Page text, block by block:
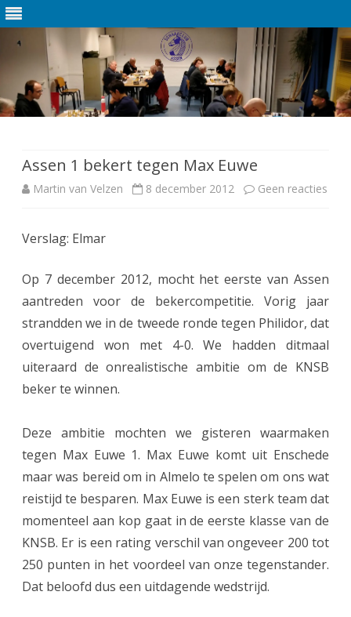
de
inhoud
Assen 1 bekert tegen Max Euwe
Martin van Velzen 8 december 2012 Geen reacties
s
e
n
e
k
r
t
t
Verslag: Elmar
Op 7 december 2012, mocht het eerste van Assen
aantreden voor de bekercompetitie. Vorig jaar
strandden we in de tweede ronde tegen Philidor, dat
overtuigend won met 4-0. We hadden ditmaal
uiteraard de onrealistische ambitie om de KNSB
beker te winnen.
Deze ambitie mochten we gisteren waarmaken
tegen Max Euwe 1. Max Euwe komt uit Enschede
maar was bereid om in Almelo te spelen om ons wat
reistijd te besparen. Max Euwe is een sterk team dat
momenteel aan kop gaat in de eerste klasse van de
KNSB. Er is een rating verschil van ongeveer 200 tot
250 punten in het voordeel van onze tegenstander.
Dat beloofd dus een uitdagende wedstrijd.